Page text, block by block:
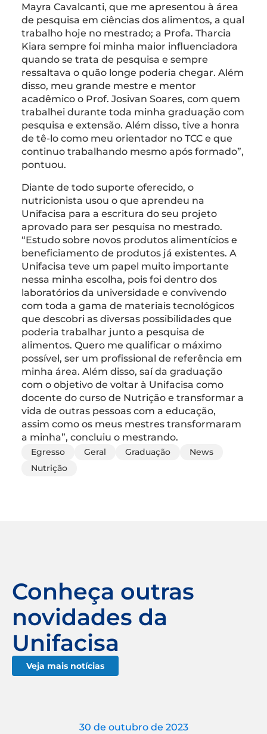
Mayra Cavalcanti, que me apresentou à área
de pesquisa em ciências dos alimentos, a qual
trabalho hoje no mestrado; a Profa. Tharcia
Kiara sempre foi minha maior influenciadora
quando se trata de pesquisa e sempre
ressaltava o quão longe poderia chegar. Além
disso, meu grande mestre e mentor
acadêmico o Prof. Josivan Soares, com quem
trabalhei durante toda minha graduação com
pesquisa e extensão. Além disso, tive a honra
de tê-lo como meu orientador no TCC e que
continuo trabalhando mesmo após formado”,
pontuou.
Diante de todo suporte oferecido, o
nutricionista usou o que aprendeu na
Unifacisa para a escritura do seu projeto
aprovado para ser pesquisa no mestrado.
“Estudo sobre novos produtos alimentícios e
beneficiamento de produtos já existentes. A
Unifacisa teve um papel muito importante
nessa minha escolha, pois foi dentro dos
laboratórios da universidade e convivendo
com toda a gama de materiais tecnológicos
que descobri as diversas possibilidades que
poderia trabalhar junto a pesquisa de
alimentos. Quero me qualificar o máximo
possível, ser um profissional de referência em
minha área. Além disso, saí da graduação
com o objetivo de voltar à Unifacisa como
docente do curso de Nutrição e transformar a
vida de outras pessoas com a educação,
assim como os meus mestres transformaram
a minha”, concluiu o mestrando.
Egresso Geral Graduação
News
Nutrição
Conheça outras
novidades da
Unifacisa
Veja mais notícias
30 de outubro de 2023